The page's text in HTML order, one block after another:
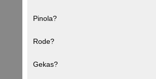
Pinola?
Rode?
Gekas?